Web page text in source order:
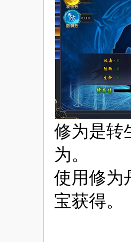
修为是转
为。
使用修为
宝获得。